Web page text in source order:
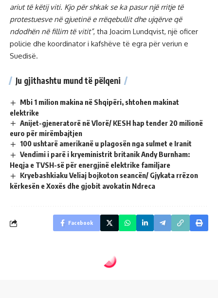
ariut të këtij viti. Kjo për shkak se ka pasur një rritje të
protestuesve në gjuetinë e rrëqebullit dhe ujqërve që
ndodhën në fillim të vitit”, tha Joacim Lundqvist, një oficer
policie dhe koordinator i kafshëve të egra për veriun e
Suedisë.
Ju gjithashtu mund të pëlqeni
Mbi 1 milion makina në Shqipëri, shtohen makinat
elektrike
Anijet-gjeneratorë në Vlorë/ KESH hap tender 20 milionë
euro për mirëmbajtjen
100 ushtarë amerikanë u plagosën nga sulmet e Iranit
Vendimi i parë i kryeministrit britanik Andy Burnham:
Heqja e TVSH-së për energjinë elektrike familjare
Kryebashkiaku Veliaj bojkoton seancën/ Gjykata rrëzon
kërkesën e Xoxës dhe gjobit avokatin Ndreca
Facebook